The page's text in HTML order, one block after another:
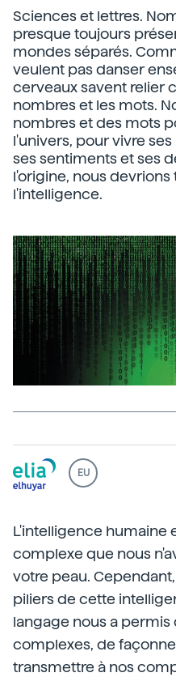
Sciences et lettres.
presque toujours
mondes séparés.
veulent pas danser
cerveaux savent relier
nombres et les mots.
nombres et des mots
l'univers, pour vivre
ses sentiments et ses
l'origine, nous devrions
l'intelligence.
EU
L'intelligence humaine
complexe que nous
votre peau.
piliers de cette
langage nous a
complexes, de
transmettre à nos